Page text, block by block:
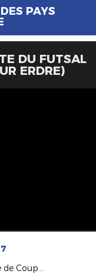
PAYS
DU FUTSAL
ERDRE)
50e et dernière finale de Coupe Atlantique Seniors : Souvenirs d'Ancenis en 1969...